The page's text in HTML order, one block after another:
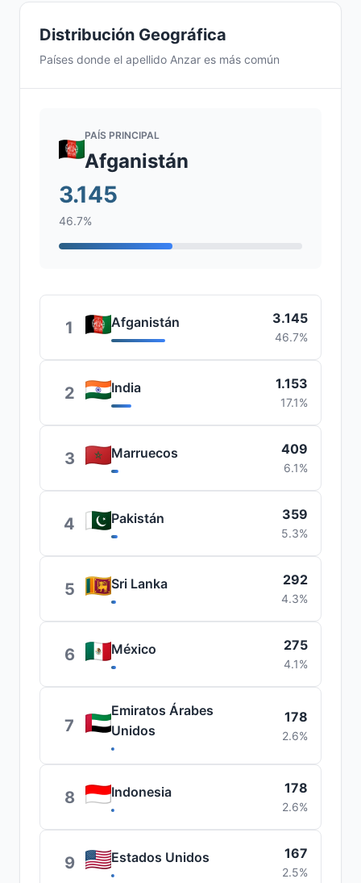
Distribución Geográfica
Países donde el apellido Anzar es más común
PAÍS PRINCIPAL
Afganistán
3.145
46.7%
1 Afganistán 3.145
46.7%
2 India 1.153
17.1%
3 Marruecos 409
6.1%
4 Pakistán 359
5.3%
5 Sri Lanka 292
4.3%
6 México 275
4.1%
7
Emiratos Árabes
Unidos
178
2.6%
8 Indonesia 178
2.6%
9 Estados Unidos 167
2.5%